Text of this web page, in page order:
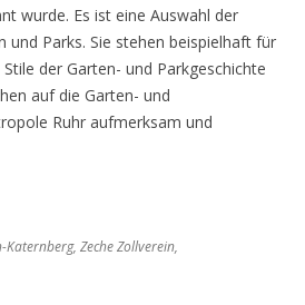
wurde. Es ist eine Auswahl der
und Parks. Sie stehen beispielhaft für
der Garten- und Parkgeschichte
auf die Garten- und
Ruhr aufmerksam und
Katernberg, Zeche Zollverein,